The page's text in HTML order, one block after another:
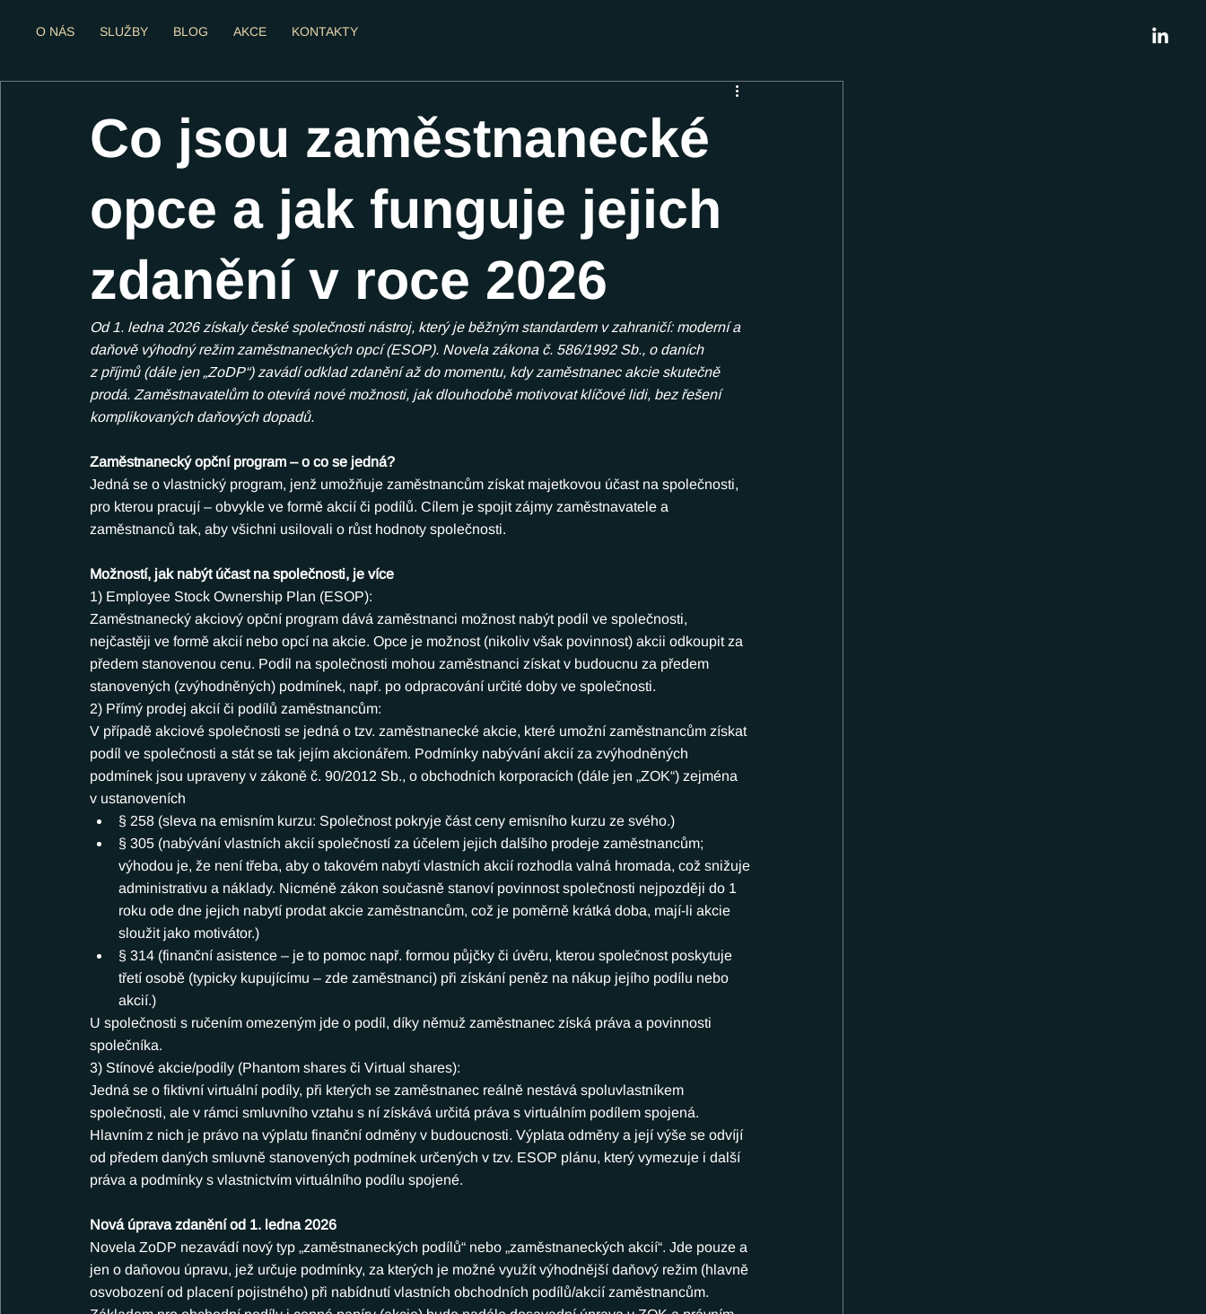
O NÁS SLUŽBY BLOG AKCE KONTAKTY
Co jsou zaměstnanecké
opce a jak funguje jejich
zdanění v roce 2026
Od 1. ledna 2026 získaly české společnosti nástroj, který je běžným standardem v zahraničí: moderní a
daňově výhodný režim zaměstnaneckých opcí (ESOP). Novela zákona č. 586/1992 Sb., o daních
z příjmů (dále jen „ZoDP“) zavádí odklad zdanění až do momentu, kdy zaměstnanec akcie skutečně
prodá. Zaměstnavatelům to otevírá nové možnosti, jak dlouhodobě motivovat klíčové lidi, bez řešení
komplikovaných daňových dopadů.
Zaměstnanecký opční program – o co se jedná?
Jedná se o vlastnický program, jenž umožňuje zaměstnancům získat majetkovou účast na společnosti,
pro kterou pracují – obvykle ve formě akcií či podílů. Cílem je spojit zájmy zaměstnavatele a
zaměstnanců tak, aby všichni usilovali o růst hodnoty společnosti.
Možností, jak nabýt účast na společnosti, je více
1) Employee Stock Ownership Plan (ESOP):
Zaměstnanecký akciový opční program dává zaměstnanci možnost nabýt podíl ve společnosti,
nejčastěji ve formě akcií nebo opcí na akcie. Opce je možnost (nikoliv však povinnost) akcii odkoupit za
předem stanovenou cenu. Podíl na společnosti mohou zaměstnanci získat v budoucnu za předem
stanovených (zvýhodněných) podmínek, např. po odpracování určité doby ve společnosti.
2) Přímý prodej akcií či podílů zaměstnancům:
V případě akciové společnosti se jedná o tzv. zaměstnanecké akcie, které umožní zaměstnancům získat
podíl ve společnosti a stát se tak jejím akcionářem. Podmínky nabývání akcií za zvýhodněných
podmínek jsou upraveny v zákoně č. 90/2012 Sb., o obchodních korporacích (dále jen „ZOK“) zejména
v ustanoveních
§ 258 (sleva na emisním kurzu: Společnost pokryje část ceny emisního kurzu ze svého.)
§ 305 (nabývání vlastních akcií společností za účelem jejich dalšího prodeje zaměstnancům;
výhodou je, že není třeba, aby o takovém nabytí vlastních akcií rozhodla valná hromada, což snižuje
administrativu a náklady. Nicméně zákon současně stanoví povinnost společnosti nejpozději do 1
roku ode dne jejich nabytí prodat akcie zaměstnancům, což je poměrně krátká doba, mají-li akcie
sloužit jako motivátor.)
§ 314 (finanční asistence – je to pomoc např. formou půjčky či úvěru, kterou společnost poskytuje
třetí osobě (typicky kupujícímu – zde zaměstnanci) při získání peněz na nákup jejího podílu nebo
akcií.)
U společnosti s ručením omezeným jde o podíl, díky němuž zaměstnanec získá práva a povinnosti
společníka.
3) Stínové akcie/podíly (Phantom shares či Virtual shares):
Jedná se o fiktivní virtuální podíly, při kterých se zaměstnanec reálně nestává spoluvlastníkem
společnosti, ale v rámci smluvního vztahu s ní získává určitá práva s virtuálním podílem spojená.
Hlavním z nich je právo na výplatu finanční odměny v budoucnosti. Výplata odměny a její výše se odvíjí
od předem daných smluvně stanovených podmínek určených v tzv. ESOP plánu, který vymezuje i další
práva a podmínky s vlastnictvím virtuálního podílu spojené.
Nová úprava zdanění od 1. ledna 2026
Novela ZoDP nezavádí nový typ „zaměstnaneckých podílů“ nebo „zaměstnaneckých akcií“. Jde pouze a
jen o daňovou úpravu, jež určuje podmínky, za kterých je možné využít výhodnější daňový režim (hlavně
osvobození od placení pojistného) při nabídnutí vlastních obchodních podílů/akcií zaměstnancům.